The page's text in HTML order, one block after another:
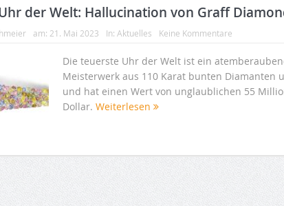
der Welt: Hallucination von Graff
am: 21. Mai 2023 In: Aktuelles Keine Kommentare
Die teuerste Uhr der Welt ist ein
Meisterwerk aus 110 Karat bunten Diamanten
und hat einen Wert von unglaublichen 55
Dollar. Weiterlesen